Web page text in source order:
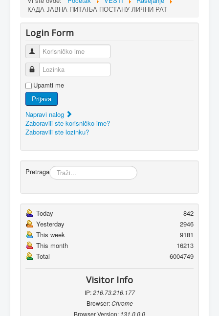
КАДА ЈАВНА ПИТАЊА ПОСТАНУ ЛИЧНИ РАТ
Login Form
Korisničko ime
Lozinka
Upamti me
Prijava
Napravi nalog
Zaboravili ste korisničko ime?
Zaboravili ste lozinku?
Pretraga
Today
842
Yesterday
2946
This week
9181
This month
16213
Total
6004749
Visitor Info
IP:216.73.216.177
Browser:Chrome
Browser Version: 131.0.0.0